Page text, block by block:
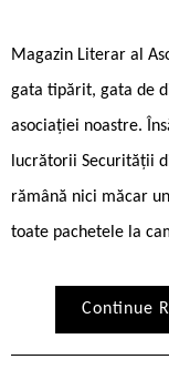
Magazin Literar al
gata tipărit, gata de
asociației noastre.
lucrătorii Securității
rămână nici măcar
toate pachetele la
Continue